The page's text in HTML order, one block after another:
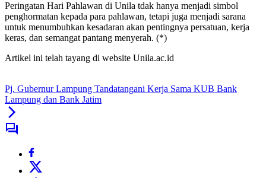
Peringatan Hari Pahlawan di Unila tdak hanya menjadi simbol
penghormatan kepada para pahlawan, tetapi juga menjadi sarana
untuk menumbuhkan kesadaran akan pentingnya persatuan, kerja
keras, dan semangat pantang menyerah. (*)
Artikel ini telah tayang di website Unila.ac.id
Pj. Gubernur Lampung Tandatangani Kerja Sama KUB Bank
Lampung dan Bank Jatim